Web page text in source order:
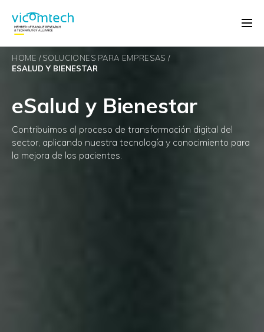
HOME
SOLUCIONES PARA EMPRESAS
ESALUD Y BIENESTAR
eSalud y Bienestar
Contribuimos al proceso de transformación digital del
sector, aplicando nuestra tecnología y conocimiento para
la mejora de los pacientes.